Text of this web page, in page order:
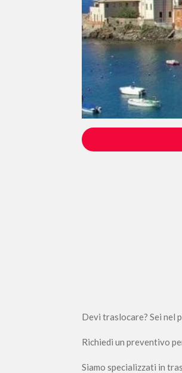
Devi traslocare? Sei nel
Richiedi un preventivo
Siamo specializzati in